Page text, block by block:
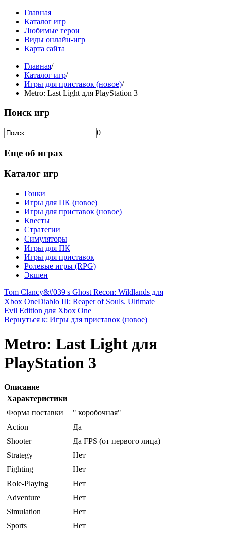
Главная
Каталог игр
Любимые герои
Виды онлайн-игр
Карта сайта
Главная/
Каталог игр/
Игры для приставок (новое)/
Metro: Last Light для PlayStation 3
Поиск игр
0
Еще об играх
Каталог игр
Гонки
Игры для ПК (новое)
Игры для приставок (новое)
Квесты
Стратегии
Симуляторы
Игры для ПК
Игры для приставок
Ролевые игры (RPG)
Экшен
Tom Clancy&#039 s Ghost Recon: Wildlands для
Xbox OneDiablo III: Reaper of Souls. Ultimate
Evil Edition для Xbox One
Вернуться к: Игры для приставок (новое)
Metro: Last Light для
PlayStation 3
Описание
Характеристики
Форма поставки
" коробочная"
Action
Да
Shooter
Да FPS (от первого лица)
Strategy
Нет
Fighting
Нет
Role-Playing
Нет
Adventure
Нет
Simulation
Нет
Sports
Нет